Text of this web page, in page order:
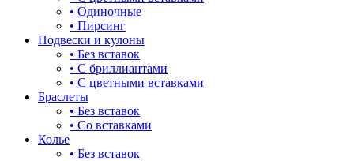
16.5-19
16.5-19.5
16.5-20
17,5-22
для мам
драконы и змеи
другие религии
животный мир
жучки и букашки
• Одиночные
• Пирсинг
Подвески и кулоны
• Без вставок
• С бриллиантами
• С цветными вставками
Браслеты
• Без вставок
• Со вставками
Колье
• Без вставок